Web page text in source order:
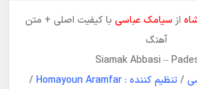
از سیامک عباسی با کیفیت اصلی + متن
آهنگ
Siamak Abbasi –
/تنظیم کننده : Homayoun Aramfar
/